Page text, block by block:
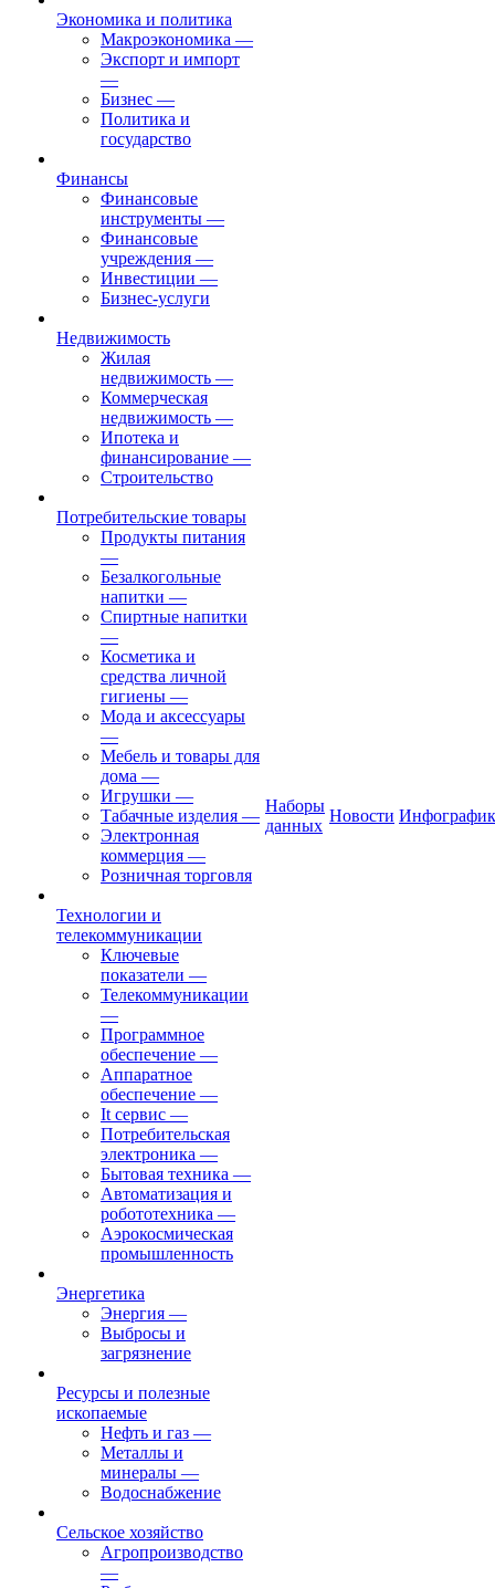
Экономика и политика
Макроэкономика —
Экспорт и импорт
—
Бизнес —
Политика и
государство
Финансы
Финансовые
инструменты —
Финансовые
учреждения —
Инвестиции —
Бизнес-услуги
Недвижимость
Жилая
недвижимость —
Коммерческая
недвижимость —
Ипотека и
финансирование —
Строительство
Потребительские товары
Продукты питания
—
Безалкогольные
напитки —
Спиртные напитки
—
Косметика и
средства личной
гигиены —
Мода и аксессуары
—
Мебель и товары для
дома —
Игрушки —
Табачные изделия —
Электронная
коммерция —
Розничная торговля
Технологии и
телекоммуникации
Ключевые
показатели —
Телекоммуникации
—
Программное
обеспечение —
Аппаратное
обеспечение —
It сервис —
Потребительская
электроника —
Бытовая техника —
Автоматизация и
робототехника —
Аэрокосмическая
промышленность
Энергетика
Энергия —
Выбросы и
загрязнение
Ресурсы и полезные
ископаемые
Нефть и газ —
Металлы и
минералы —
Водоснабжение
Сельское хозяйство
Агропроизводство
—
Наборы
данных
Новости